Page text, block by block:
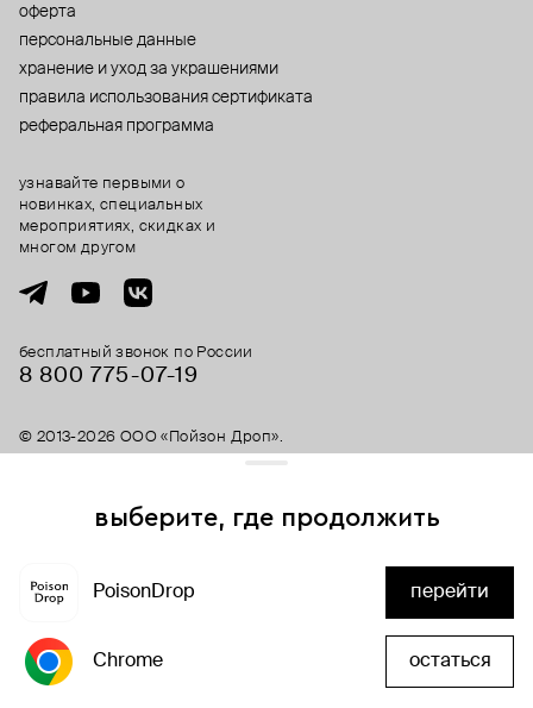
оферта
персональные данные
хранение и уход за украшениями
правила использования сертификата
реферальная программа
бесплатный звонок по России
8 800 775⁠-07⁠-19
узнавайте первыми о
новинках, специальных
мероприятиях, скидках и
многом другом
© 2013-2026 ООО «Пойзон Дроп».
выберите, где продолжить
PoisonDrop перейти
Chrome остаться
и сервисы аналитики. Продолжая его использование,
вы соглашаетесь с нашимскоро здесь будет